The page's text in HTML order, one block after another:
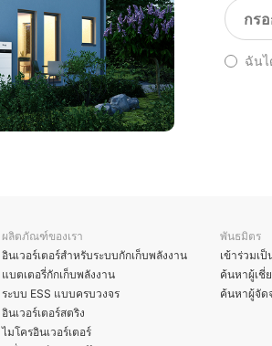
ฉันไ
ผลิตภัณฑ์ของเรา
อินเวอร์เตอร์สำหรับระบบกักเก็บพลังงาน
แบตเตอรี่กักเก็บพลังงาน
ระบบ ESS แบบครบวงจร
อินเวอร์เตอร์สตริง
ไมโครอินเวอร์เตอร์
พันธมิตร
เข้าร่วมเ
ค้นหาผู้เชี่
ค้นหาผู้จัด